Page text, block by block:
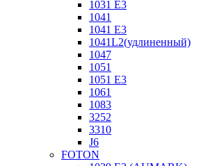
1031 E3
1041
1041 E3
1041L2(удлиненный)
1047
1051
1051 E3
1061
1083
3252
3310
J6
FOTON